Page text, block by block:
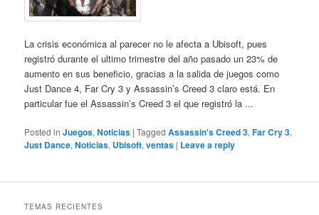
La crisis económica al parecer no le afecta a Ubisoft, pues
registró durante el ultimo trimestre del año pasado un 23% de
aumento en sus beneficio, gracias a la salida de juegos como
Just Dance 4, Far Cry 3 y Assassin’s Creed 3 claro está. En
particular fue el Assassin’s Creed 3 el que registró la ...
Posted in Juegos,Noticias |Tagged Assassin's Creed 3,Far Cry 3,
Just Dance,Noticias, Ubisoft,ventas | Leave a reply
TEMAS RECIENTES